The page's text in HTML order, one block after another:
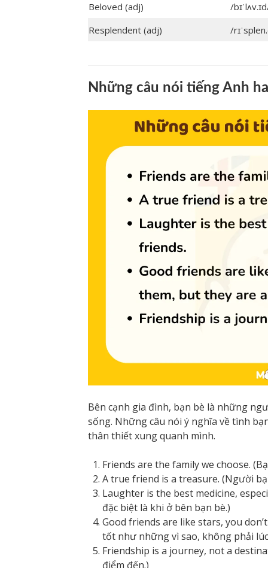
Beloved (adj)
/
Resplendent (adj)
/
Những câu nói tiếng Anh
Bên cạnh gia đình, bạn bè là những
sống. Những câu nói ý nghĩa về tình
thân thiết xung quanh mình.
Friends are the family we choose.
A true friend is a treasure. (Người
Laughter is the best medicine,
đặc biệt là khi ở bên bạn bè.)
Good friends are like stars, you
tốt như những vì sao, không phải
Friendship is a journey, not a
điểm đến.)